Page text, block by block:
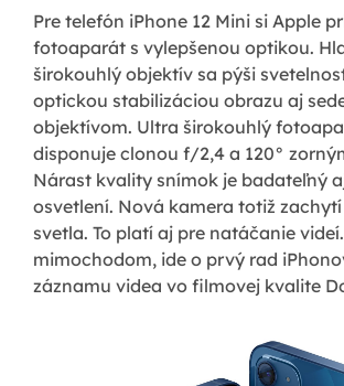
Pre telefón iPhone 12 Mini si Apple
fotoaparát s vylepšenou optikou.
širokouhlý objektív sa pýši
optickou stabilizáciou obrazu aj
objektívom. Ultra širokouhlý
disponuje clonou f/2,4 a 120°
Nárast kvality snímok je badateľný
osvetlení. Nová kamera totiž zachytí
svetla. To platí aj pre natáčanie
mimochodom, ide o prvý rad
záznamu videa vo filmovej kvalite